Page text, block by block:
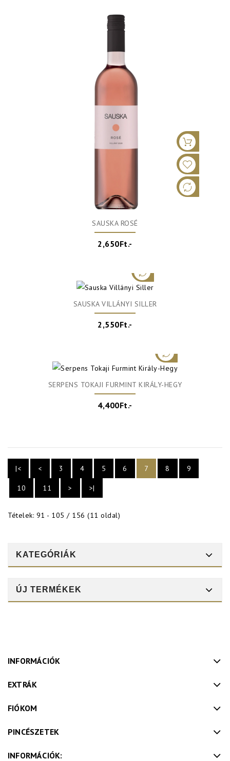
SAUSKA ROSÉ
2,650Ft.-
SAUSKA VILLÁNYI SILLER
2,550Ft.-
SERPENS TOKAJI FURMINT KIRÁLY-HEGY
4,400Ft.-
|< < 3 4 5 6 7 8 9
10 11 > >|
Tételek: 91 - 105 / 156 (11 oldal)
KATEGÓRIÁK
ÚJ TERMÉKEK
INFORMÁCIÓK
EXTRÁK
FIÓKOM
PINCÉSZETEK
INFORMÁCIÓK: